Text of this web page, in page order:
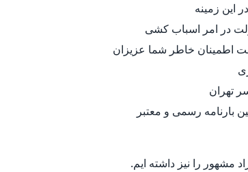
این زمینه
در امر اسباب کشی
اطمینان خاطر شما عزیزان
تهران
بارنامه رسمی و معتبر
مشهور را نیز داشته ایم.